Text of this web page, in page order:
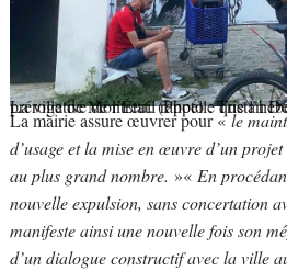
La ville de Montreuil rappelle que l’hébergement d’urgence est une prérogative de l’État.
La mairie assure œuvrer pour «le
d’usage et la mise en œuvre d’un
au plus grand nombre. »« En
nouvelle expulsion, sans concertation
manifeste ainsi une nouvelle fois son
d’un dialogue constructif avec la ville